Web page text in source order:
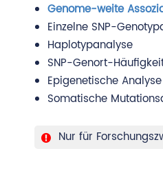
Genome-weite
Einzelne SNP-
Haplotypanalyse
SNP-Genort-
Epigenetische Analyse
Somatische
Nur für